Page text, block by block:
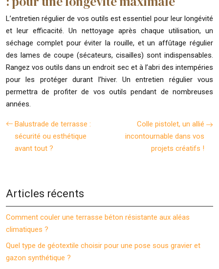
L’entretien régulier de vos outils est essentiel pour leur longévité
et leur efficacité. Un nettoyage après chaque utilisation, un
séchage complet pour éviter la rouille, et un affûtage régulier
des lames de coupe (sécateurs, cisailles) sont indispensables.
Rangez vos outils dans un endroit sec et à l’abri des intempéries
pour les protéger durant l’hiver. Un entretien régulier vous
permettra de profiter de vos outils pendant de nombreuses
années.
Balustrade de terrasse :
sécurité ou esthétique
avant tout ?
Colle pistolet, un allié
incontournable dans vos
projets créatifs !
Articles récents
Comment couler une terrasse béton résistante aux aléas
climatiques ?
Quel type de géotextile choisir pour une pose sous gravier et
gazon synthétique ?